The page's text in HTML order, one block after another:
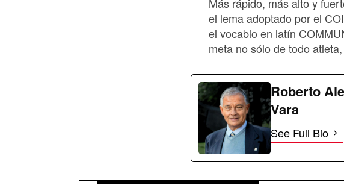
el lema adoptado por el
el vocablo en latín
meta no sólo de todo
Roberto
Vara
See Full Bio